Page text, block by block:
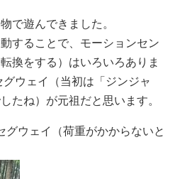
で遊んできました。
することで、モーションセン
換をする）はいろいろありま
ウェイ（当初は「ジンジャ
たね）が元祖だと思います。
グウェイ（荷重がかからないと